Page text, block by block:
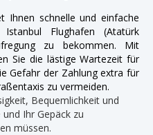
Ihnen schnelle und einfache
Flughafen (Atatürk
zu bekommen. Mit
Sie die lästige Wartezeit für
Gefahr der Zahlung extra für
zu vermeiden.
Bequemlichkeit und
Ihr Gepäck zu
müssen.